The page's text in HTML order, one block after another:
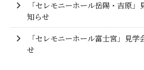
「セレモニーホール岳陽・吉原」
知らせ
「セレモニーホール富士宮」見学
せ